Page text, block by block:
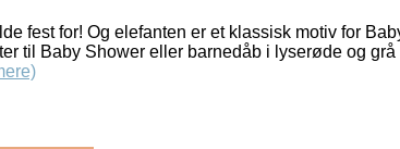
fest for! Og elefanten er et klassisk motiv for
til Baby Shower eller barnedåb i lyserøde og